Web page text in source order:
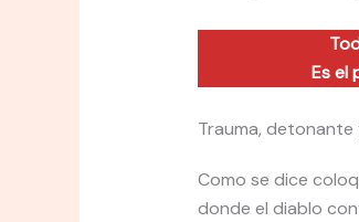
Es el
Trauma,
Como se dice
donde el diablo